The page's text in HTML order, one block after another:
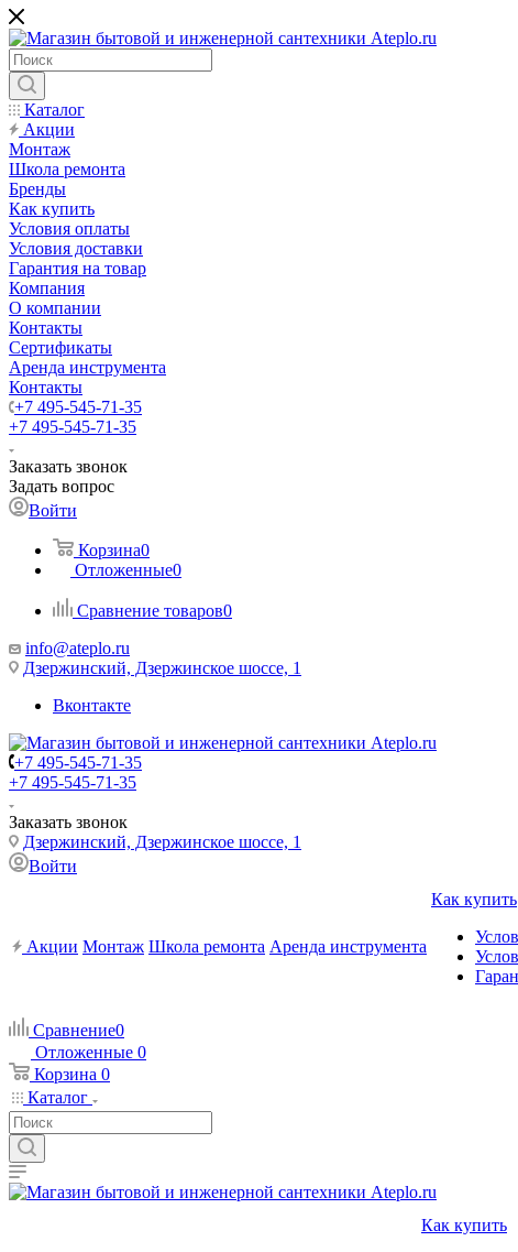
Каталог
Акции
Монтаж
Школа ремонта
Бренды
Как купить
Условия оплаты
Условия доставки
Гарантия на товар
Компания
О компании
Контакты
Сертификаты
Аренда инструмента
Контакты
+7 495-545-71-35
+7 495-545-71-35
Заказать звонок
Задать вопрос
Войти
Корзина0
Отложенные0
Сравнение товаров0
info@ateplo.ru
Дзержинский, Дзержинское шоссе, 1
Вконтакте
+7 495-545-71-35
+7 495-545-71-35
Заказать звонок
Дзержинский, Дзержинское шоссе, 1
Войти
Акции Монтаж Школа ремонта Аренда инструмента
Как купить
Сравнение0
Отложенные 0
Корзина 0
Каталог
Как купить